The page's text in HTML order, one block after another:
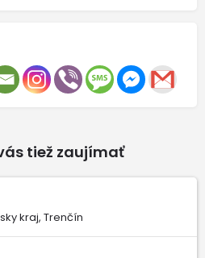
tiež zaujímať
kraj, Trenčín